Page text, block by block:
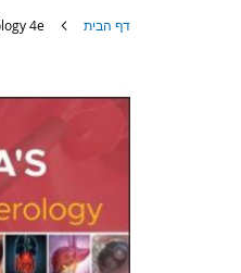
דף הבית 4e
של